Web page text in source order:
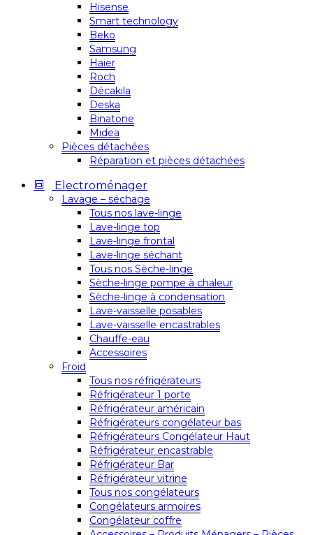
Hisense
Smart technology
Beko
Samsung
Haier
Roch
Décakila
Deska
Binatone
Midea
Pièces détachées
Réparation et pièces détachées
Electroménager
Lavage – séchage
Tous nos lave-linge
Lave-linge top
Lave-linge frontal
Lave-linge séchant
Tous nos Sèche-linge
Sèche-linge pompe à chaleur
Sèche-linge à condensation
Lave-vaisselle posables
Lave-vaisselle encastrables
Chauffe-eau
Accessoires
Froid
Tous nos réfrigérateurs
Réfrigérateur 1 porte
Réfrigérateur américain
Réfrigérateurs congélateur bas
Réfrigérateurs Congélateur Haut
Réfrigérateur encastrable
Réfrigérateur Bar
Réfrigérateur vitrine
Tous nos congélateurs
Congélateurs armoires
Congélateur coffre